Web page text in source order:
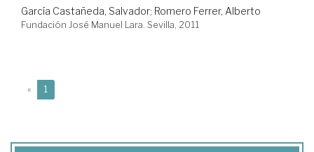
García Castañeda, Salvador; Romero Ferrer, Alberto
Fundación José Manuel Lara. Sevilla, 2011
« 1